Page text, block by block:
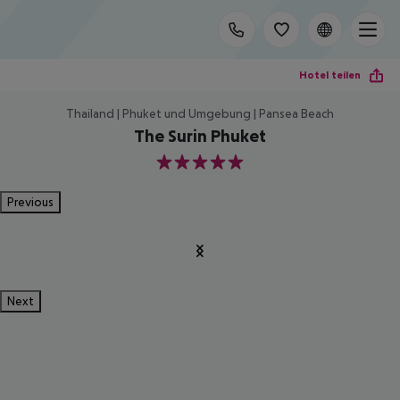
Hotel teilen
Thailand | Phuket und Umgebung | Pansea Beach
The Surin Phuket
5
Previous
Next